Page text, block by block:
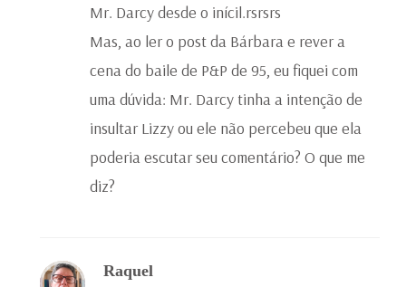
Mr. Darcy desde o inícil.rsrsrs
Mas, ao ler o post da Bárbara e rever a
cena do baile de P&P de 95, eu fiquei com
uma dúvida: Mr. Darcy tinha a intenção de
insultar Lizzy ou ele não percebeu que ela
poderia escutar seu comentário? O que me
diz?
Raquel